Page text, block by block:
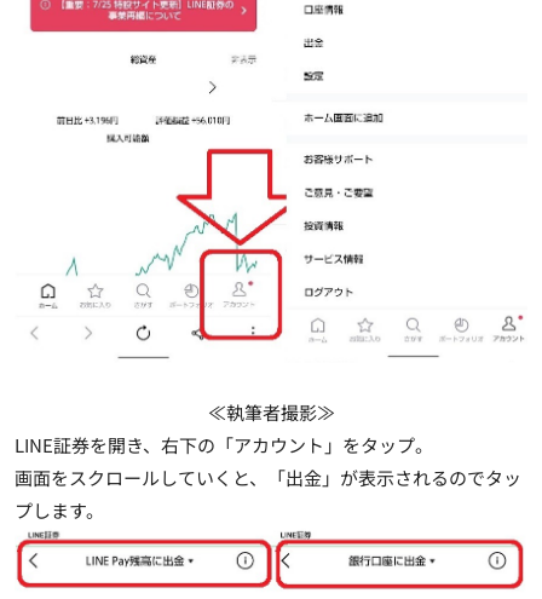
≪執筆者撮影≫
LINE証券を開き、右下の「アカウント」をタップ。
画面をスクロールしていくと、「出金」が表示されるのでタッ
プします。